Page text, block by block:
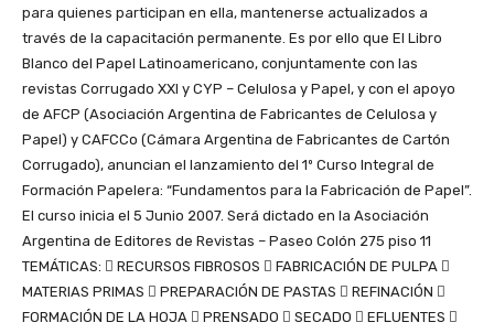
para quienes participan en ella, mantenerse actualizados a
través de la capacitación permanente. Es por ello que El Libro
Blanco del Papel Latinoamericano, conjuntamente con las
revistas Corrugado XXI y CYP – Celulosa y Papel, y con el apoyo
de AFCP (Asociación Argentina de Fabricantes de Celulosa y
Papel) y CAFCCo (Cámara Argentina de Fabricantes de Cartón
Corrugado), anuncian el lanzamiento del 1º Curso Integral de
Formación Papelera: “Fundamentos para la Fabricación de Papel”.
El curso inicia el 5 Junio 2007. Será dictado en la Asociación
Argentina de Editores de Revistas – Paseo Colón 275 piso 11
TEMÁTICAS:  RECURSOS FIBROSOS  FABRICACIÓN DE PULPA 
MATERIAS PRIMAS  PREPARACIÓN DE PASTAS  REFINACIÓN 
FORMACIÓN DE LA HOJA  PRENSADO  SECADO  EFLUENTES 